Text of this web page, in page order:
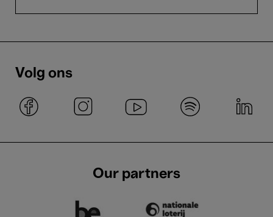
Volg ons
Our partners